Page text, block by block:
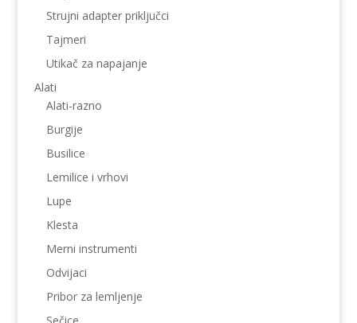
Strujni adapter priključci
Tajmeri
Utikač za napajanje
Alati
Alati-razno
Burgije
Busilice
Lemilice i vrhovi
Lupe
Klesta
Merni instrumenti
Odvijaci
Pribor za lemljenje